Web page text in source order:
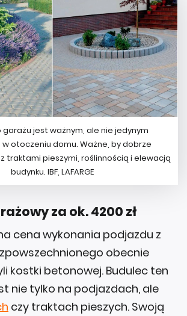
garażu jest ważnym, ale nie jedynym
otoczeniu domu. Ważne, by dobrze
traktami pieszymi, roślinnością i elewacją
budynku. IBF, LAFARGE
za ok. 4200 zł
cena wykonania podjazdu z
obecnie
kostki betonowej. Budulec ten
nie tylko na podjazdach, ale
czy traktach pieszych. Swoją